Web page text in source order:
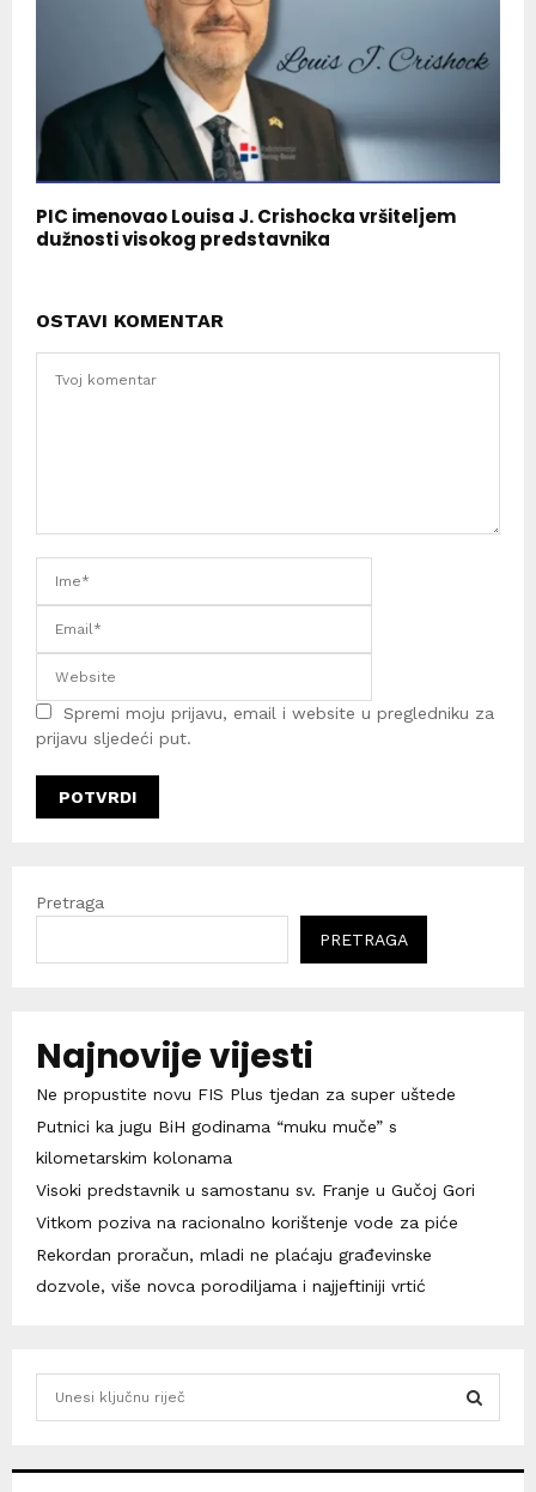
PIC imenovao Louisa J. Crishocka vršiteljem
dužnosti visokog predstavnika
OSTAVI KOMENTAR
Spremi moju prijavu, email i website u pregledniku za
prijavu sljedeći put.
Pretraga
PRETRAGA
Najnovije vijesti
Ne propustite novu FIS Plus tjedan za super uštede
Putnici ka jugu BiH godinama “muku muče” s
kilometarskim kolonama
Visoki predstavnik u samostanu sv. Franje u Gučoj Gori
Vitkom poziva na racionalno korištenje vode za piće
Rekordan proračun, mladi ne plaćaju građevinske
dozvole, više novca porodiljama i najjeftiniji vrtić